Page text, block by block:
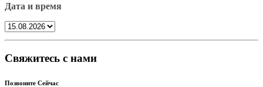
Дата и время
Свяжитесь с нами
Позвоните Сейчас